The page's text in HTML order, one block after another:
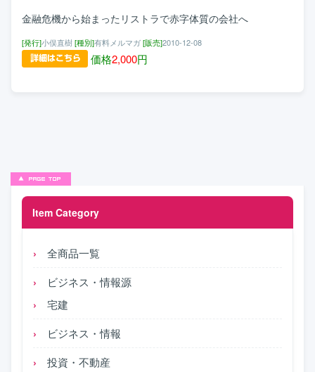
Item Category
全商品一覧
ビジネス・情報源
宅建
ビジネス・情報
投資・不動産
金融危機から始まったリストラで赤字体質の会社へ
[発行]小俣直樹 [種別]有料メルマガ[販売]2010-12-08
価格2,000円